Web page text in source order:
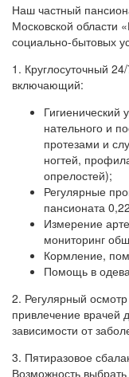
Наш частный
Московской области
социально-бытовых
1. Круглосуточный
включающий:
Гигиенический
нательного и
протезами и
ногтей,
опрелостей);
Регулярные
пансионата
Измерение
мониторинг
Кормление,
Помощь в
2. Регулярный
привлечение врачей
зависимости от
3. Пятиразовое
Возможность